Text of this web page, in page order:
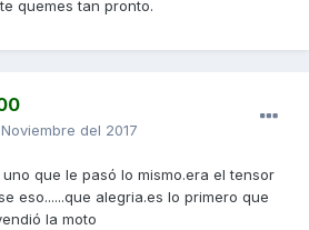
quemes tan pronto.
del 2017
que le pasó lo mismo.era el tensor
eso......que alegria.es lo primero que
la moto